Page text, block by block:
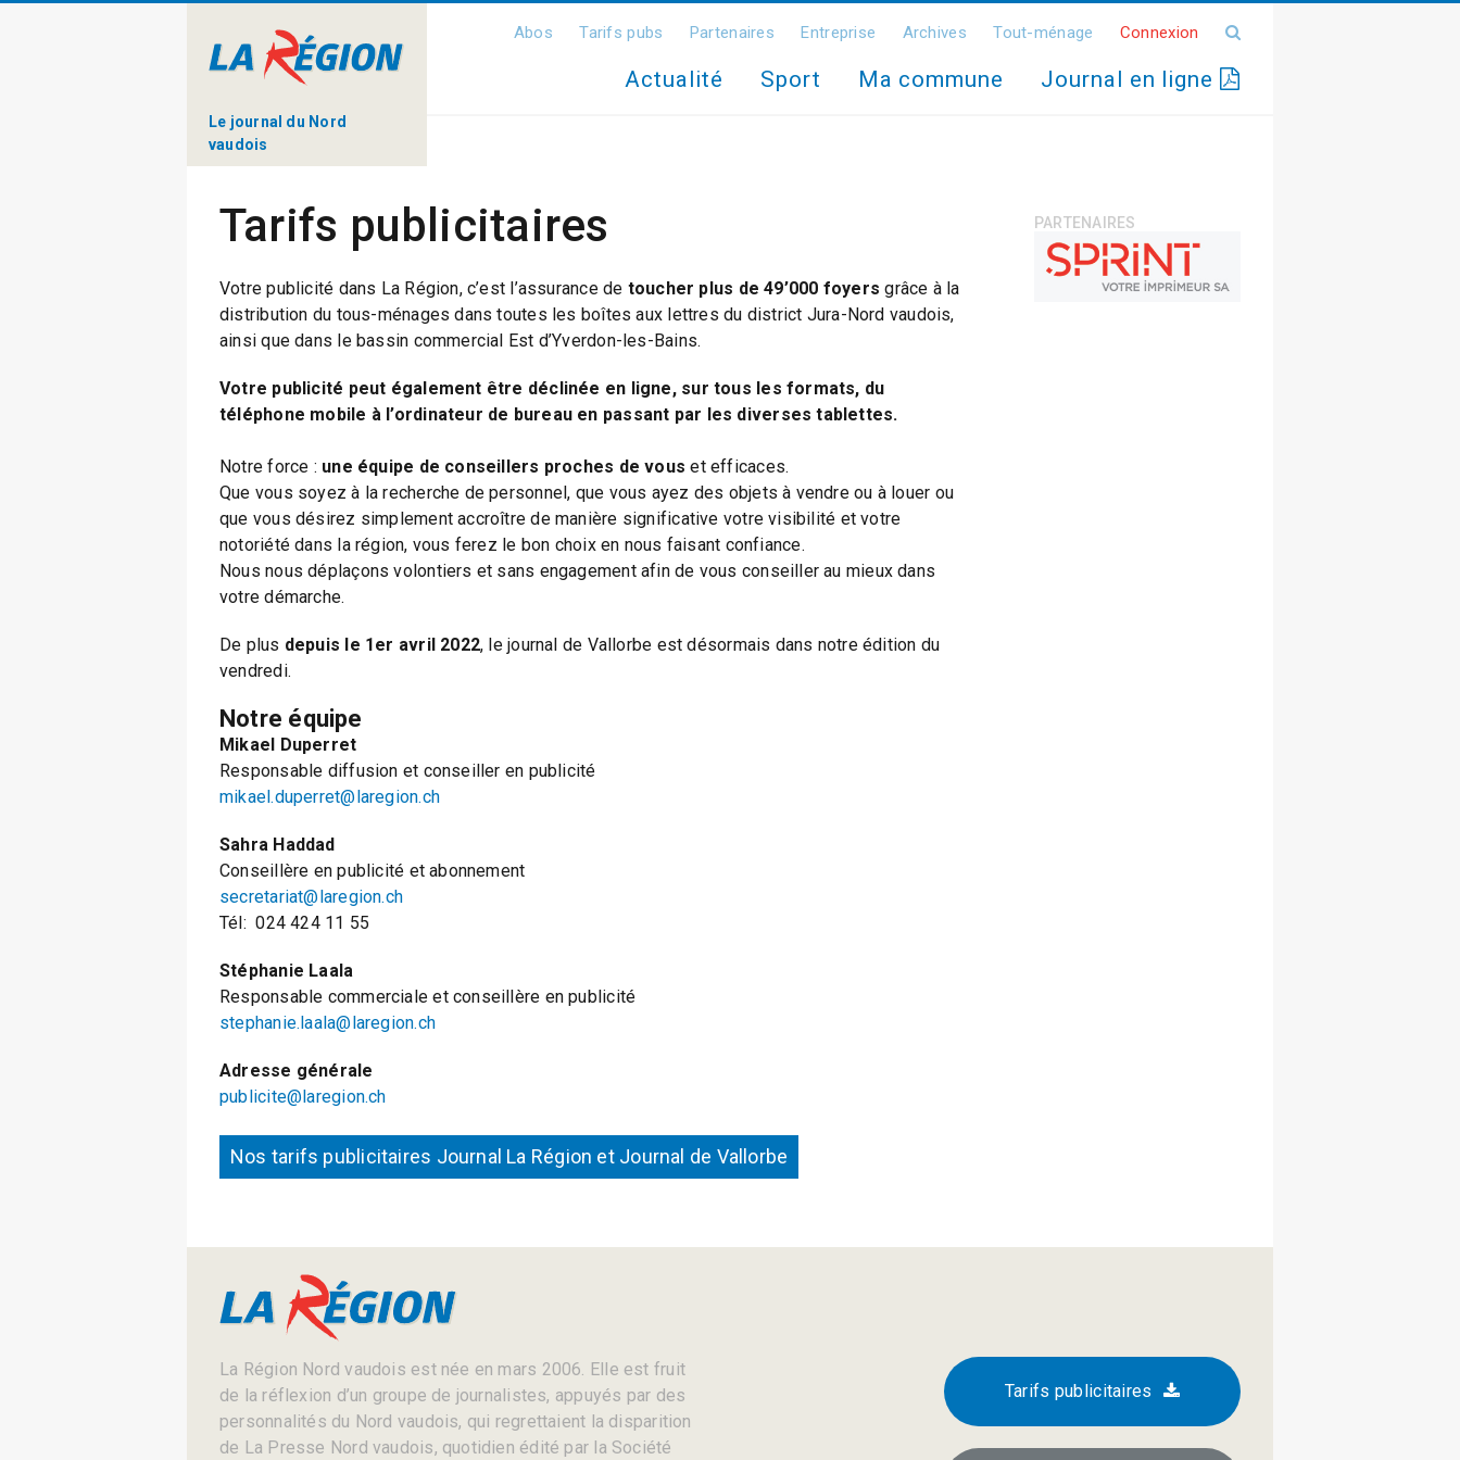
Le journal du Nord
vaudois
Abos Tarifs pubs Partenaires Entreprise Archives Tout-ménage Connexion
Actualité Sport Ma commune Journal en ligne
Tarifs publicitaires
Votre publicité dans La Région, c’est l’assurance de toucher plus de 49’000 foyers grâce à la
distribution du tous-ménages dans toutes les boîtes aux lettres du district Jura-Nord vaudois,
ainsi que dans le bassin commercial Est d’Yverdon-les-Bains.
Votre publicité peut également être déclinée en ligne, sur tous les formats, du
téléphone mobile à l’ordinateur de bureau en passant par les diverses tablettes.
Notre force : une équipe de conseillers proches de vous et efficaces.
Que vous soyez à la recherche de personnel, que vous ayez des objets à vendre ou à louer ou
que vous désirez simplement accroître de manière significative votre visibilité et votre
notoriété dans la région, vous ferez le bon choix en nous faisant confiance.
Nous nous déplaçons volontiers et sans engagement afin de vous conseiller au mieux dans
votre démarche.
De plus depuis le 1er avril 2022, le journal de Vallorbe est désormais dans notre édition du
vendredi.
Notre équipe
Mikael Duperret
Responsable diffusion et conseiller en publicité
mikael.duperret@laregion.ch
Sahra Haddad
Conseillère en publicité et abonnement
secretariat@laregion.ch
Tél: 024 424 11 55
Stéphanie Laala
Responsable commerciale et conseillère en publicité
stephanie.laala@laregion.ch
Adresse générale
publicite@laregion.ch
Nos tarifs publicitaires Journal La Région et Journal de Vallorbe
PARTENAIRES
La Région Nord vaudois est née en mars 2006. Elle est fruit
de la réflexion d’un groupe de journalistes, appuyés par des
personnalités du Nord vaudois, qui regrettaient la disparition
de La Presse Nord vaudois, quotidien édité par la Société
Tarifs publicitaires